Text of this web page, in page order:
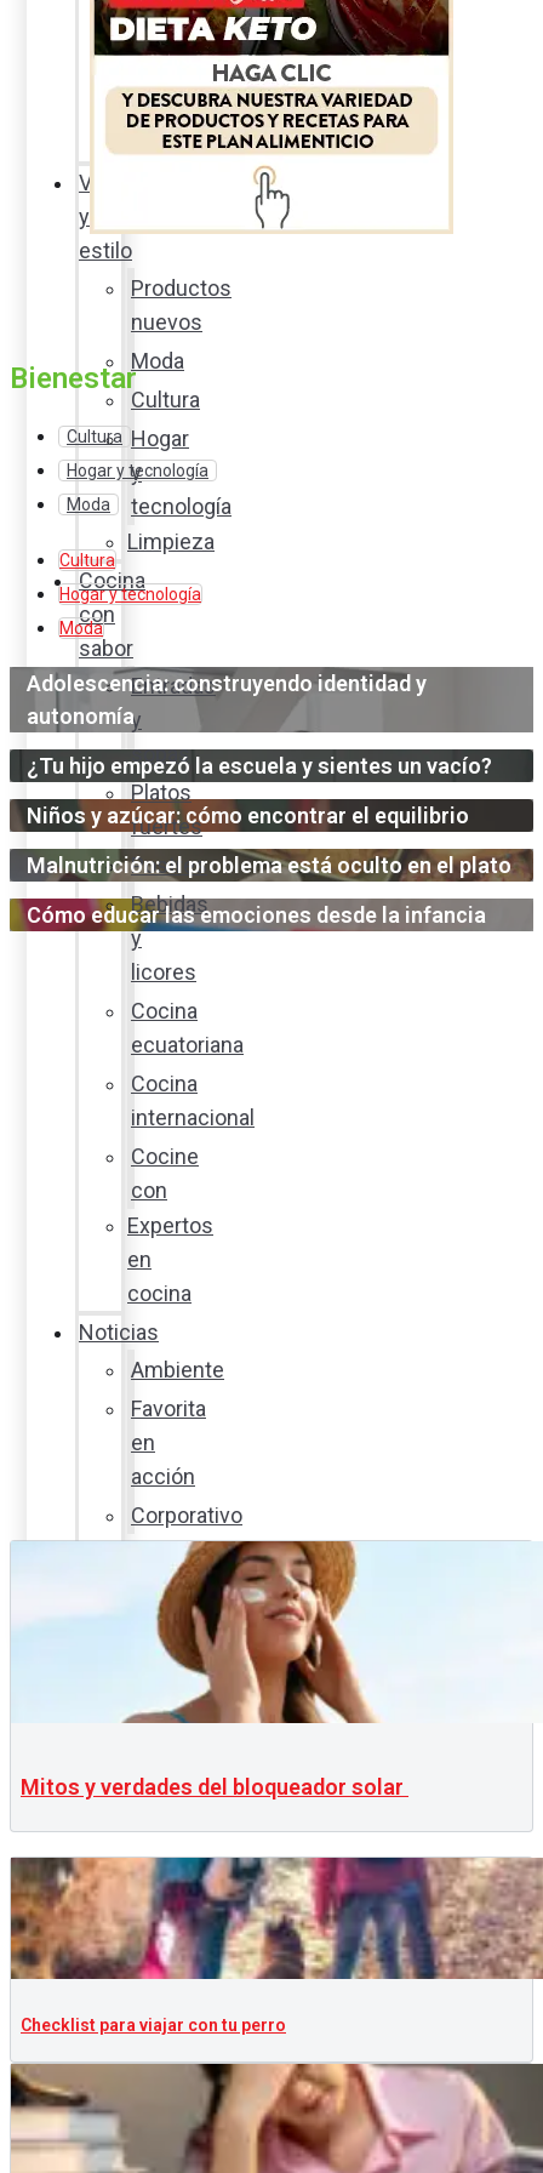
Sexualidad
responsable
la
percha
Vida
y
estilo
Productos
nuevos
Moda
Cultura
Hogar
y
tecnología
Limpieza
Cocina
con
sabor
Entradas
y
sopas
Platos
fuertes
Postres
Bebidas
y
licores
Cocina
ecuatoriana
Cocina
internacional
Cocine
con
Expertos
en
cocina
Noticias
Ambiente
Favorita
en
acción
Corporativo
Emprendimiento
Guía
Bienestar
Cultura
Hogar y tecnología
Moda
Cultura
Hogar y tecnología
Moda
Adolescencia: construyendo identidad y
autonomía
¿Tu hijo empezó la escuela y sientes un vacío?
Niños y azúcar: cómo encontrar el equilibrio
Malnutrición: el problema está oculto en el plato
Cómo educar las emociones desde la infancia
Mitos y verdades del bloqueador solar
Checklist para viajar con tu perro